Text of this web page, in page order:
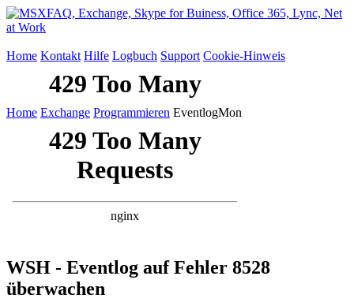
Home Kontakt Hilfe Logbuch Support Cookie-Hinweis
Home Exchange Programmieren EventlogMon
WSH - Eventlog auf Fehler 8528
überwachen